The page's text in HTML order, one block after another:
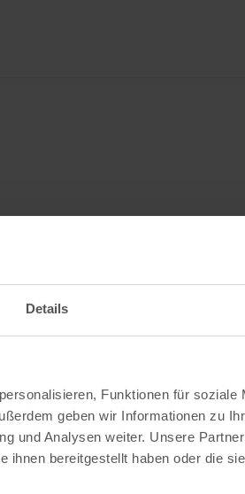
Details
Funktionen für soziale
geben wir Informationen zu
und Analysen weiter. Unsere
ihnen bereitgestellt haben oder die